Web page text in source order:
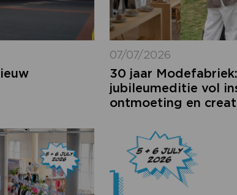
07/07/2026
30 jaar
jubileumeditie vol
ontmoeting en